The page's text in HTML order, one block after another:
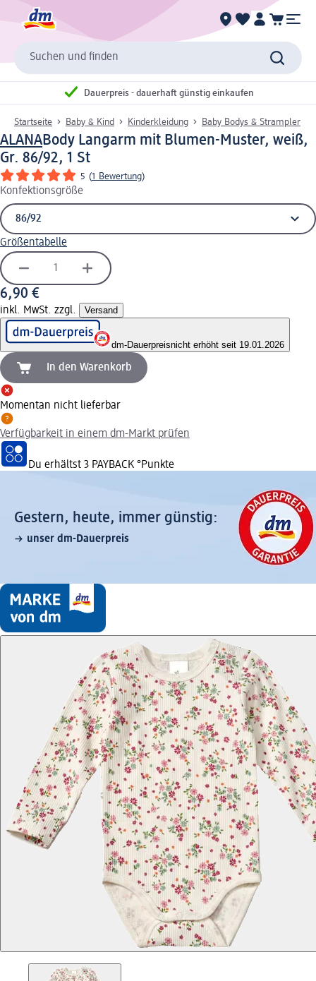
Suchen und finden
Dauerpreis - dauerhaft günstig einkaufen
Startseite Baby & Kind Kinderkleidung Baby Bodys & Strampler
ALANABody Langarm mit Blumen-Muster, weiß,
Gr. 86/92, 1 St
5 (1 Bewertung)
Konfektionsgröße
Größentabelle
6,90 €
inkl. MwSt. zzgl. Versand
dm-Dauerpreisnicht erhöht seit 19.01.2026
In den Warenkorb
Momentan nicht lieferbar
Verfügbarkeit in einem dm-Markt prüfen
Du erhältst 3 PAYBACK °Punkte
Gestern, heute, immer günstig:
unser dm-Dauerpreis